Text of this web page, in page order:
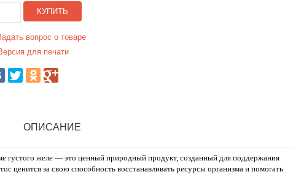
КУПИТЬ
вопрос о товаре
для печати
ОПИСАНИЕ
густого желе — это ценный природный продукт, созданный для поддержания
ценится за свою способность восстанавливать ресурсы организма и помогать